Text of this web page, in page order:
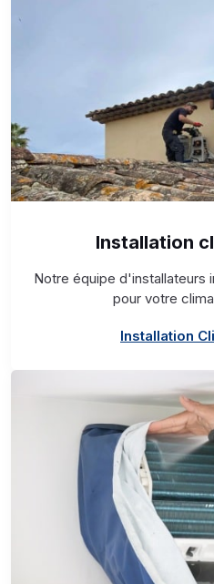
Installation
Notre équipe d'installateurs
pour votre
Installation